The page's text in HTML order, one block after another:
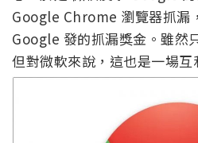
Google Chrome 瀏覽器抓漏
Google 發的抓漏獎金。雖然
但對微軟來說，這也是一場互